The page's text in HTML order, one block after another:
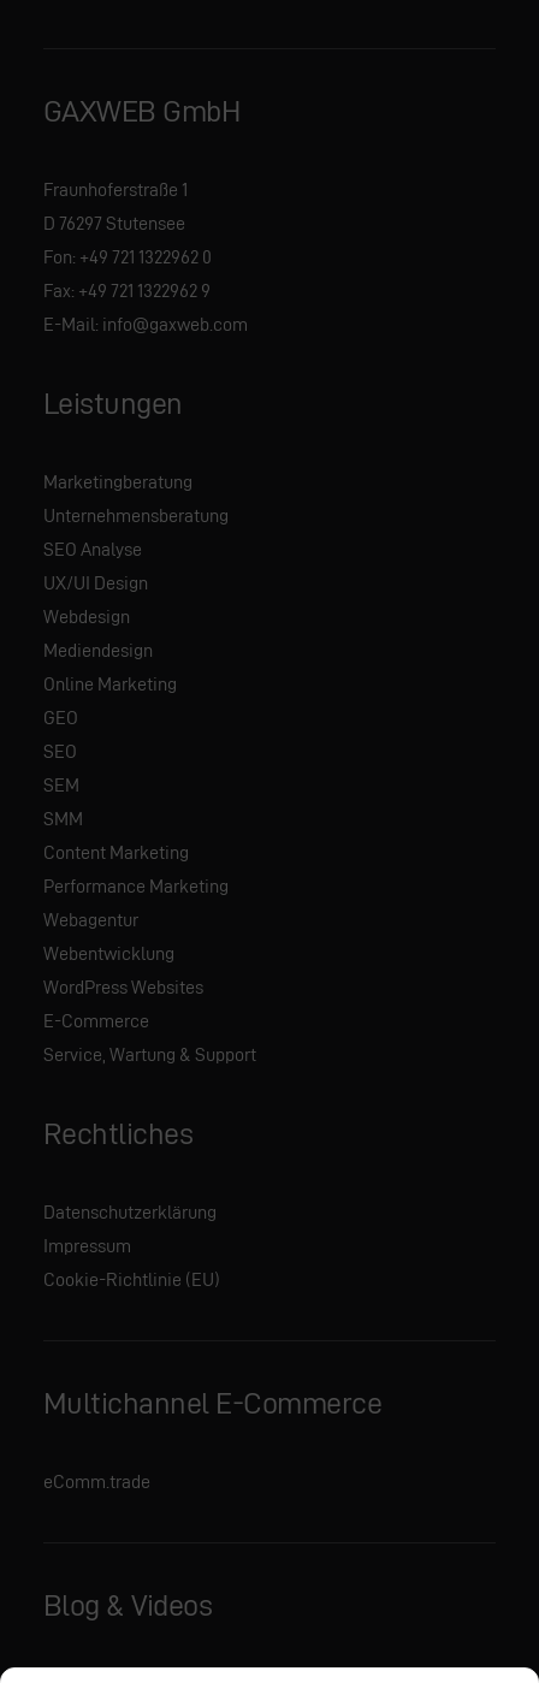
GAXWEB GmbH
Fraunhoferstraße 1
D 76297 Stutensee
Fon: +49 721 1322962 0
Fax: +49 721 1322962 9
E-Mail: info@gaxweb.com
Leistungen
Marketingberatung
Unternehmensberatung
SEO Analyse
UX/UI Design
Webdesign
Mediendesign
Online Marketing
GEO
SEO
SEM
SMM
Content Marketing
Performance Marketing
Webagentur
Webentwicklung
WordPress Websites
E-Commerce
Service, Wartung & Support
Rechtliches
Datenschutzerklärung
Impressum
Cookie-Richtlinie (EU)
Multichannel E-Commerce
eComm.trade
Blog & Videos